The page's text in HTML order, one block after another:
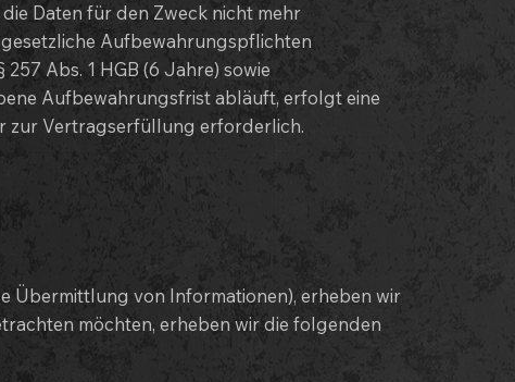
Daten für den Zweck nicht mehr
Aufbewahrungspflichten
Abs. 1 HGB (6 Jahre) sowie
Aufbewahrungsfrist abläuft, erfolgt eine
zur Vertragserfüllung erforderlich.
Übermittlung von Informationen), erheben wir
möchten, erheben wir die folgenden